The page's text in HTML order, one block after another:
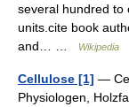
several hundred
units.cite book
and… …
Wikipedia
Cellulose [1] —
Physiologen,